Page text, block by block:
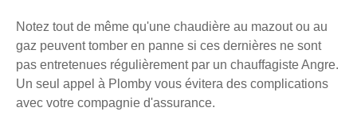
Notez tout de même qu'une chaudière au mazout ou au
gaz peuvent tomber en panne si ces dernières ne sont
pas entretenues régulièrement par un chauffagiste Angre.
Un seul appel à Plomby vous évitera des complications
avec votre compagnie d'assurance.